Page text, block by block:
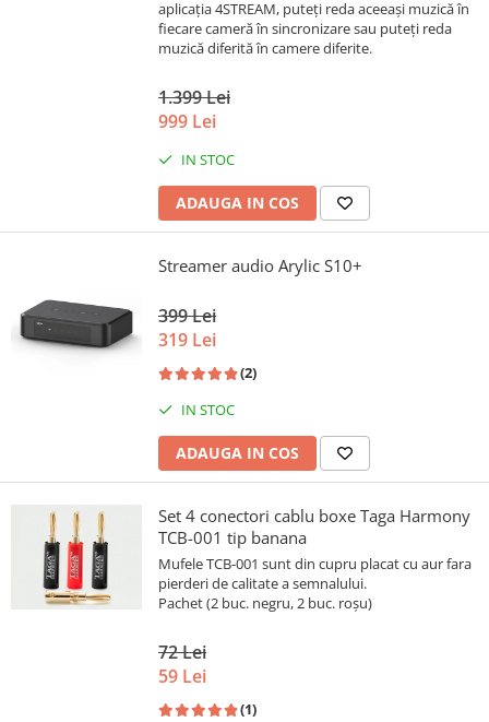
aplicația 4STREAM, puteți reda aceeași muzică în
fiecare cameră în sincronizare sau puteți reda
muzică diferită în camere diferite.
1.399 Lei
999 Lei
IN STOC
ADAUGA IN COS
Streamer audio Arylic S10+
399 Lei
319 Lei
(2)
IN STOC
ADAUGA IN COS
Set 4 conectori cablu boxe Taga Harmony
TCB-001 tip banana
Mufele TCB-001 sunt din cupru placat cu aur fara
pierderi de calitate a semnalului.
Pachet (2 buc. negru, 2 buc. roșu)
72 Lei
59 Lei
(1)